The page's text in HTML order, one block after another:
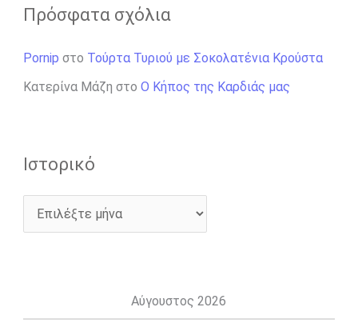
Πρόσφατα σχόλια
Pornip στο Τούρτα Τυριού με Σοκολατένια Κρούστα
Κατερίνα Μάζη στο Ο Κήπος της Καρδιάς μας
Ιστορικό
Αύγουστος 2026